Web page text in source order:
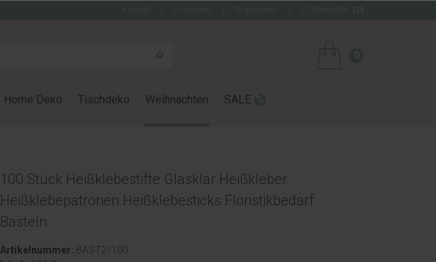
Home Deko Tischdeko Weihnachten SALE
100 Stück Heißklebestifte Glasklar Heißkleber
Heißklebepatronen Heißklebesticks Floristikbedarf
Basteln
Artikelnummer: BAST2/100